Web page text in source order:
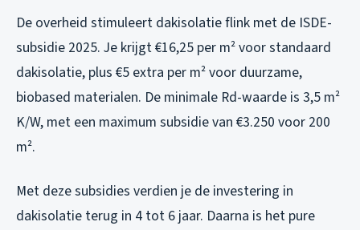
De overheid stimuleert dakisolatie flink met de ISDE-
subsidie 2025. Je krijgt €16,25 per m² voor standaard
dakisolatie, plus €5 extra per m² voor duurzame,
biobased materialen. De minimale Rd-waarde is 3,5 m²
K/W, met een maximum subsidie van €3.250 voor 200
m².
Met deze subsidies verdien je de investering in
dakisolatie terug in 4 tot 6 jaar. Daarna is het pure